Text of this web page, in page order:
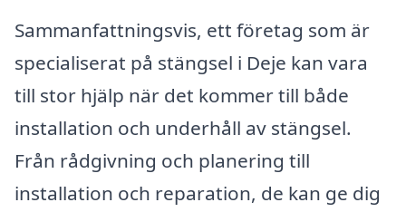
Sammanfattningsvis, ett företag som är
specialiserat på stängsel i Deje kan vara
till stor hjälp när det kommer till både
installation och underhåll av stängsel.
Från rådgivning och planering till
installation och reparation, de kan ge dig